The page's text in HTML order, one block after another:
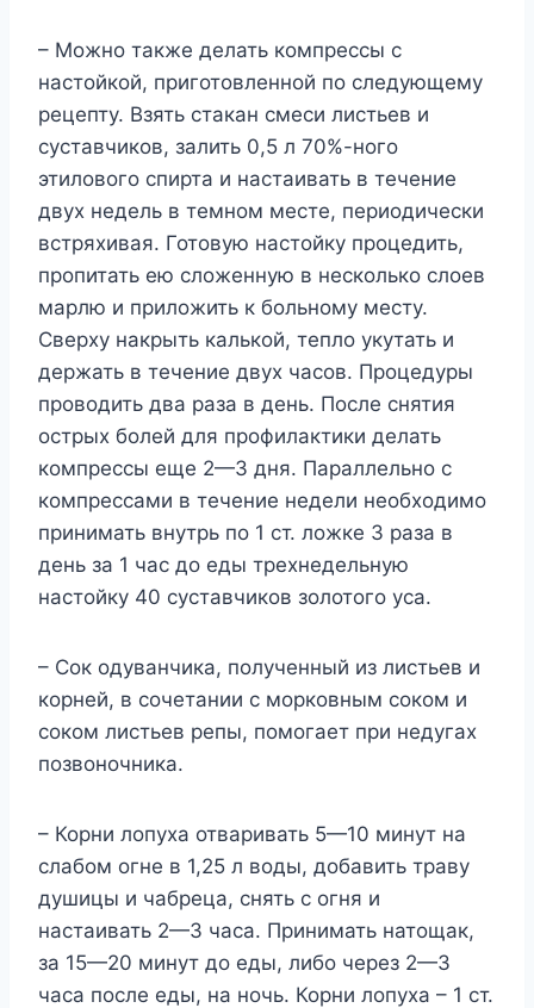
– Можно также делать компрессы с
настойкой, приготовленной по следующему
рецепту. Взять стакан смеси листьев и
суставчиков, залить 0,5 л 70%-ного
этилового спирта и настаивать в течение
двух недель в темном месте, периодически
встряхивая. Готовую настойку процедить,
пропитать ею сложенную в несколько слоев
марлю и приложить к больному месту.
Сверху накрыть калькой, тепло укутать и
держать в течение двух часов. Процедуры
проводить два раза в день. После снятия
острых болей для профилактики делать
компрессы еще 2—3 дня. Параллельно с
компрессами в течение недели необходимо
принимать внутрь по 1 ст. ложке 3 раза в
день за 1 час до еды трехнедельную
настойку 40 суставчиков золотого уса.
– Сок одуванчика, полученный из листьев и
корней, в сочетании с морковным соком и
соком листьев репы, помогает при недугах
позвоночника.
– Корни лопуха отваривать 5—10 минут на
слабом огне в 1,25 л воды, добавить траву
душицы и чабреца, снять с огня и
настаивать 2—3 часа. Принимать натощак,
за 15—20 минут до еды, либо через 2—3
часа после еды, на ночь. Корни лопуха – 1 ст.